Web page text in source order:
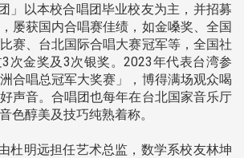
」以本校合唱团毕业校友为主，并招募
屡获国内合唱赛佳绩，如金嗓奖、全国
赛、台北国际合唱大赛冠军等，全国社
次金奖及3次银奖。2023年代表台湾参
合唱总冠军大奖赛」，博得满场观众喝
声音。合唱团也每年在台北国家音乐厅
色醇美及技巧纯熟着称。
杜明远担任艺术总监，数学系校友林坤